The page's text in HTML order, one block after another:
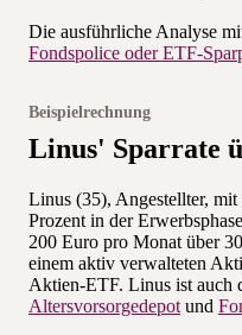
Die ausführliche Analyse
Fondspolice oder ETF-
Beispielrechnung
Linus' Sparrate
Linus (35), Angestellter, mit
Prozent in der
200 Euro pro Monat über
einem aktiv verwalteten
Aktien-ETF. Linus ist auch
Altersvorsorgedepot und